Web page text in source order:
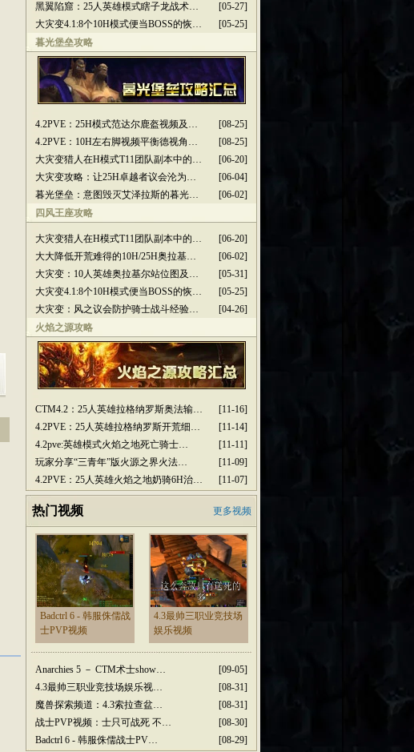
[05-27]
黑翼陷窟：25人英雄模式瞎子龙战术…
[05-25]
大灾变4.1:8个10H模式便当BOSS的恢…
暮光堡垒攻略
[08-25]
4.2PVE：25H模式范达尔鹿盔视频及…
[08-25]
4.2PVE：10H左右脚视频平衡德视角…
[06-20]
大灾变猎人在H模式T11团队副本中的…
[06-04]
大灾变攻略：让25H卓越者议会沦为…
[06-02]
暮光堡垒：意图毁灭艾泽拉斯的暮光…
四风王座攻略
[06-20]
大灾变猎人在H模式T11团队副本中的…
[06-02]
大大降低开荒难得的10H/25H奥拉基…
[05-31]
大灾变：10人英雄奥拉基尔站位图及…
[05-25]
大灾变4.1:8个10H模式便当BOSS的恢…
[04-26]
大灾变：风之议会防护骑士战斗经验…
火焰之源攻略
[11-16]
CTM4.2：25人英雄拉格纳罗斯奥法输…
[11-14]
4.2PVE：25人英雄拉格纳罗斯开荒细…
[11-11]
4.2pve:英雄模式火焰之地死亡骑士…
[11-09]
玩家分享“三青年”版火源之界火法…
[11-07]
4.2PVE：25人英雄火焰之地奶骑6H治…
热门视频 更多视频
Badctrl 6 - 韩服侏儒战
士PVP视频
4.3最帅三职业竞技场
娱乐视频
[09-05]
Anarchies 5 － CTM术士show…
[08-31]
4.3最帅三职业竞技场娱乐视…
[08-31]
魔兽探索频道：4.3索拉查盆…
[08-30]
战士PVP视频：士只可战死 不…
[08-29]
Badctrl 6 - 韩服侏儒战士PV…